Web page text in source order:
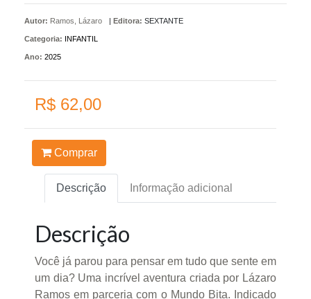
Autor: Ramos, Lázaro | Editora: SEXTANTE
Categoria: INFANTIL
Ano: 2025
R$ 62,00
Comprar
Descrição Informação adicional
Descrição
Você já parou para pensar em tudo que sente em
um dia? Uma incrível aventura criada por Lázaro
Ramos em parceria com o Mundo Bita. Indicado